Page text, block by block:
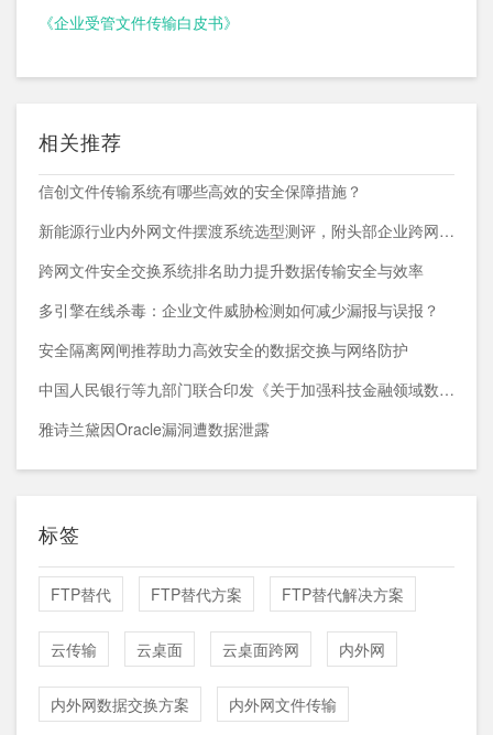
《企业受管文件传输白皮书》
相关推荐
信创文件传输系统有哪些高效的安全保障措施？
新能源行业内外网文件摆渡系统选型测评，附头部企业跨网部署案例
跨网文件安全交换系统排名助力提升数据传输安全与效率
多引擎在线杀毒：企业文件威胁检测如何减少漏报与误报？
安全隔离网闸推荐助力高效安全的数据交换与网络防护
中国人民银行等九部门联合印发《关于加强科技金融领域数据开发利用的通知》
雅诗兰黛因Oracle漏洞遭数据泄露
标签
FTP替代 FTP替代方案 FTP替代解决方案
云传输 云桌面 云桌面跨网 内外网
内外网数据交换方案 内外网文件传输